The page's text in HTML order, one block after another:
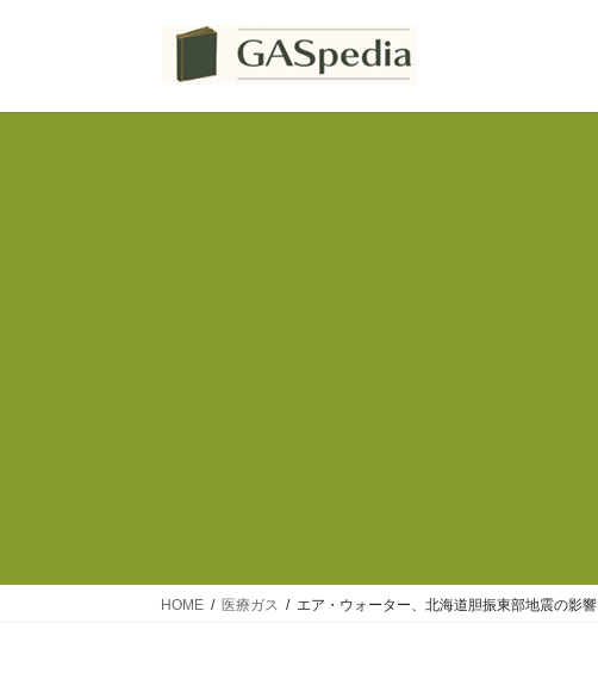
HOME 医療ガス エア・ウォーター、北海道胆振東部地震の影響